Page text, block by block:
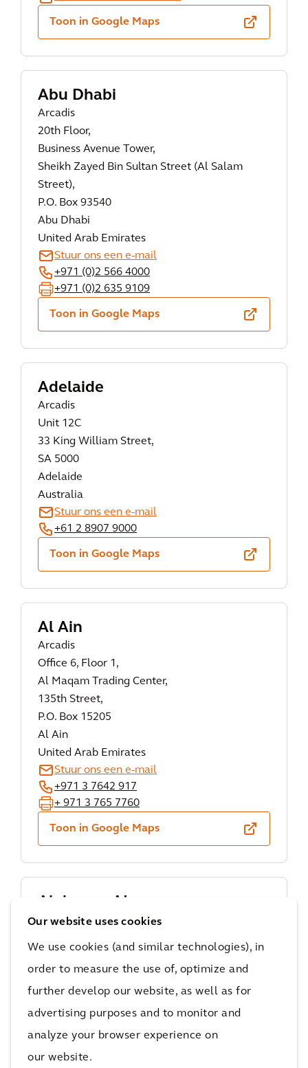
Our website uses cookies
We use cookies (and similar technologies), in
order to measure the use of, optimize and
further develop our website, as well as for
advertising purposes and to monitor and
analyze your browser experience on
our website.
Toon in Google Maps
Abu Dhabi
Arcadis
20th Floor,
Business Avenue Tower,
Sheikh Zayed Bin Sultan Street (Al Salam
Street),
P.O. Box 93540
Abu Dhabi
United Arab Emirates
Stuur ons een e-mail
+971 (0)2 566 4000
+971 (0)2 635 9109
Toon in Google Maps
Adelaide
Arcadis
Unit 12C
33 King William Street,
SA 5000
Adelaide
Australia
Stuur ons een e-mail
+61 2 8907 9000
Toon in Google Maps
Al Ain
Arcadis
Office 6, Floor 1,
Al Maqam Trading Center,
135th Street,
P.O. Box 15205
Al Ain
United Arab Emirates
Stuur ons een e-mail
+971 3 7642 917
+ 971 3 765 7760
Toon in Google Maps
Alabama, AL
Arcadis
36602
Mobile
Alabama, AL
12514410655
12514410677